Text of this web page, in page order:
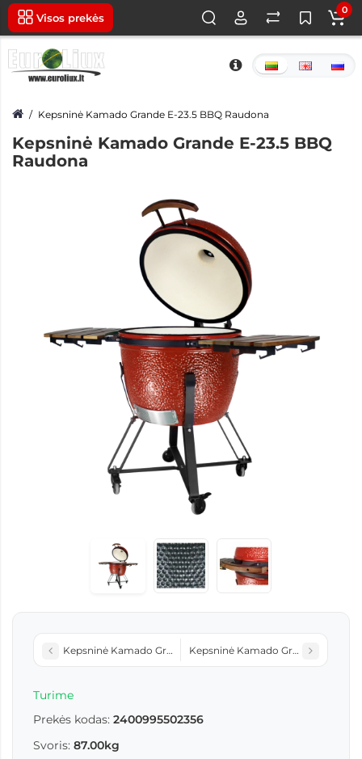
Visos prekės
0
Kepsninė Kamado Grande E-23.5 BBQ Raudona
Kepsninė Kamado Grande E-23.5 BBQ
Raudona
Kepsninė Kamado Grande E-23.5 BBQ Pilka
Kepsninė Kamado Grande E-23.5
Turime
Prekės kodas: 2400995502356
Svoris: 87.00kg